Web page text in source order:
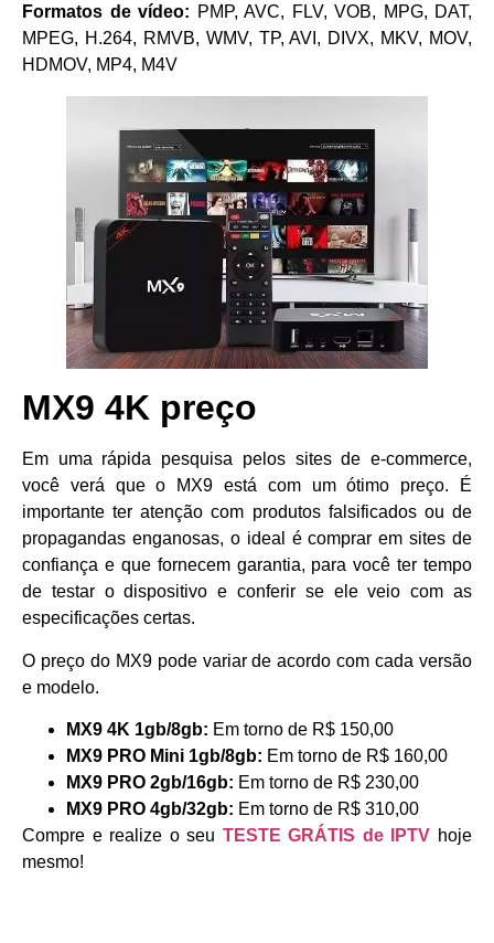
Formatos de vídeo: PMP, AVC, FLV, VOB, MPG, DAT,
MPEG, H.264, RMVB, WMV, TP, AVI, DIVX, MKV, MOV,
HDMOV, MP4, M4V
MX9 4K preço
Em uma rápida pesquisa pelos sites de e-commerce,
você verá que o MX9 está com um ótimo preço. É
importante ter atenção com produtos falsificados ou de
propagandas enganosas, o ideal é comprar em sites de
confiança e que fornecem garantia, para você ter tempo
de testar o dispositivo e conferir se ele veio com as
especificações certas.
O preço do MX9 pode variar de acordo com cada versão
e modelo.
MX9 4K 1gb/8gb: Em torno de R$ 150,00
MX9 PRO Mini 1gb/8gb: Em torno de R$ 160,00
MX9 PRO 2gb/16gb: Em torno de R$ 230,00
MX9 PRO 4gb/32gb: Em torno de R$ 310,00
Compre e realize o seu TESTE GRÁTIS de IPTV hoje
mesmo!